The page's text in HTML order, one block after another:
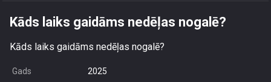
Kāds laiks gaidāms nedēļas nogalē?
Kāds laiks gaidāms nedēļas nogalē?
Gads 2025